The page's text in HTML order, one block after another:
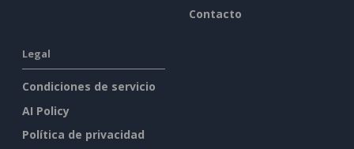
Contacto
Legal
Condiciones de servicio
AI Policy
Política de privacidad